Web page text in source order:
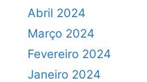
Abril 2024
Março 2024
Fevereiro 2024
Janeiro 2024